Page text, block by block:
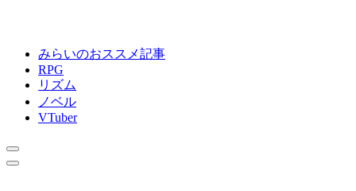
みらいのおススメ記事
RPG
リズム
ノベル
VTuber